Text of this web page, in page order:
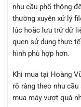
nhu cầu phổ thông
thường xuyên xử lý
lúc hoặc lưu trữ dữ
quen sử dụng thực
hình phù hợp hơn.
Khi mua tại Hoàng
rõ ràng theo nhu
mua máy vượt quá